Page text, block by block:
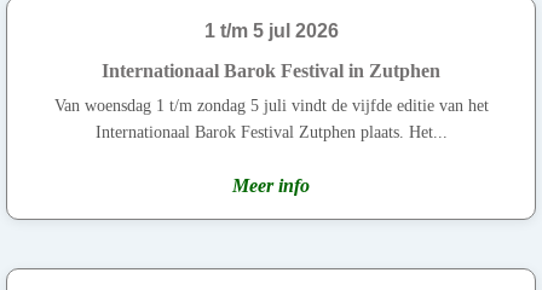
1 t/m 5 jul 2026
Internationaal Barok Festival in Zutphen
Van woensdag 1 t/m zondag 5 juli vindt de vijfde editie van het
Internationaal Barok Festival Zutphen plaats. Het...
Meer info